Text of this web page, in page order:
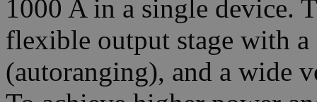
1000 A in a single device.
flexible output stage with
(autoranging), and a wide